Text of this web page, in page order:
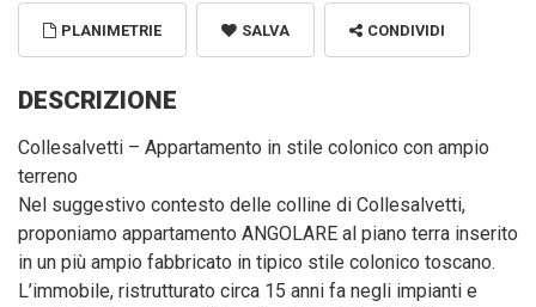
PLANIMETRIE SALVA CONDIVIDI
DESCRIZIONE
Collesalvetti – Appartamento in stile colonico con ampio
terreno
Nel suggestivo contesto delle colline di Collesalvetti,
proponiamo appartamento ANGOLARE al piano terra inserito
in un più ampio fabbricato in tipico stile colonico toscano.
L’immobile, ristrutturato circa 15 anni fa negli impianti e